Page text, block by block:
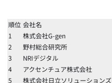
順位 会社名
1
株式会社G-gen
2
野村総合研究所
3
NRIデジタル
4
アクセンチュア株式会社
5
株式会社日立ソリューションズ